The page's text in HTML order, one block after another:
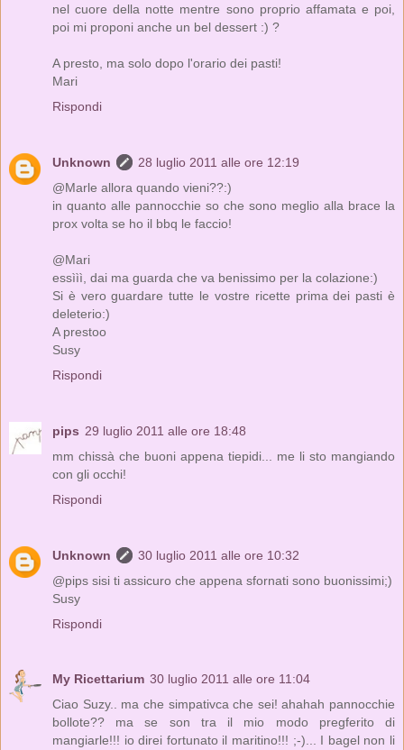
nel cuore della notte mentre sono proprio affamata e poi,
poi mi proponi anche un bel dessert :) ?
A presto, ma solo dopo l'orario dei pasti!
Mari
Rispondi
Unknown
28 luglio 2011 alle ore 12:19
@Marle allora quando vieni??:)
in quanto alle pannocchie so che sono meglio alla brace la
prox volta se ho il bbq le faccio!
@Mari
essììì, dai ma guarda che va benissimo per la colazione:)
Si è vero guardare tutte le vostre ricette prima dei pasti è
deleterio:)
A prestoo
Susy
Rispondi
pips 29 luglio 2011 alle ore 18:48
mm chissà che buoni appena tiepidi... me li sto mangiando
con gli occhi!
Rispondi
Unknown
30 luglio 2011 alle ore 10:32
@pips sisi ti assicuro che appena sfornati sono buonissimi;)
Susy
Rispondi
My Ricettarium 30 luglio 2011 alle ore 11:04
Ciao Suzy.. ma che simpativca che sei! ahahah pannocchie
bollote?? ma se son tra il mio modo pregferito di
mangiarle!!! io direi fortunato il maritino!!! ;-)... I bagel non li